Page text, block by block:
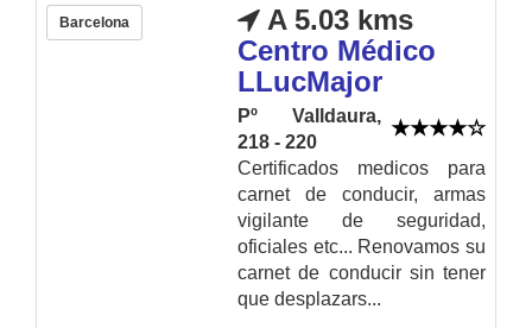
Barcelona
A 5.03 kms
Centro Médico
LLucMajor
Pº Valldaura,
218 - 220
Certificados medicos para
carnet de conducir, armas
vigilante de seguridad,
oficiales etc... Renovamos su
carnet de conducir sin tener
que desplazars...